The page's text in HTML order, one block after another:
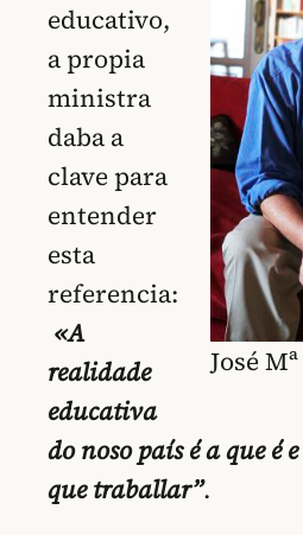
José
educativo,
a propia
ministra
daba a
clave para
entender
esta
referencia:
«A
realidade
educativa
do noso país é a que é
que traballar”.